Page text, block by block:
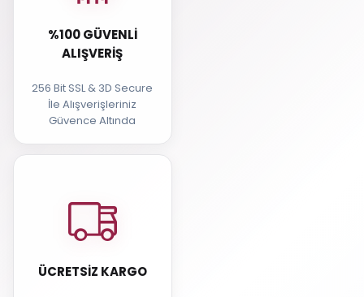
%100 GÜVENLI
ALIŞVERIŞ
256 Bit SSL & 3D Secure
İle Alışverişleriniz
Güvence Altında
ÜCRETSIZ KARGO